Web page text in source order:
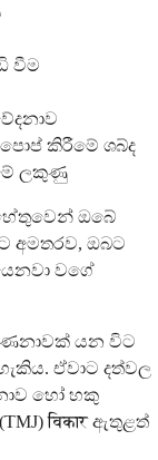
වීම
කිරීමේ ශබ්ද
ලකුණු
ඔබේ
අමතරව, ඔබට
වගේ
යන විට
ඒවාට දත්වල
හෝ හකු
विकार ඇතුළත්